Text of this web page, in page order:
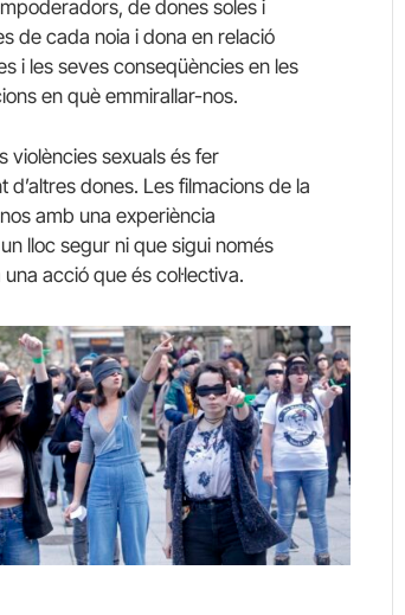
de dones soles i
de cada noia i dona en relació
i les seves conseqüències en les
en què emmirallar-nos.
violències sexuals és fer
dones. Les filmacions de la
amb una experiència
lloc segur ni que sigui només
acció que és col·lectiva.